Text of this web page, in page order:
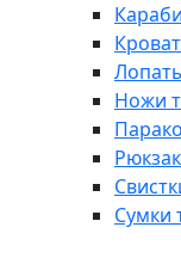
Ножи
Сумки